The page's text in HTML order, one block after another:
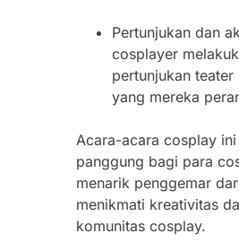
Pertunjukan dan
cosplayer
pertunjukan
yang mereka
Acara-acara cosplay
panggung bagi para
menarik penggemar
menikmati kreativitas
komunitas cosplay.